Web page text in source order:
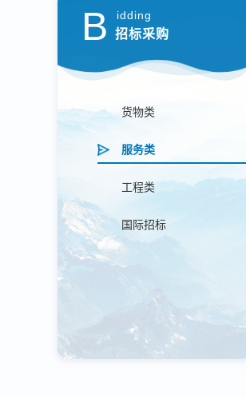
B idding
招标采购
货物类
服务类
工程类
国际招标